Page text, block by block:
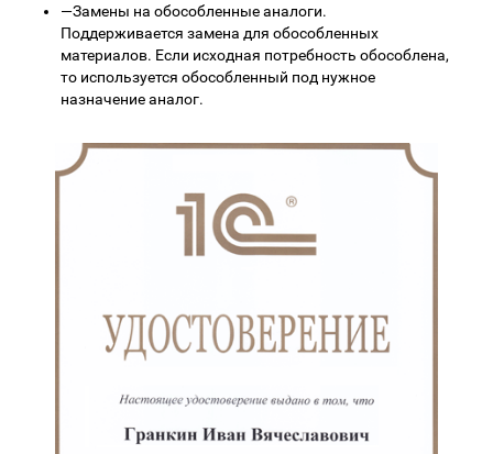
—Замены на обособленные аналоги.
Поддерживается замена для обособленных
материалов. Если исходная потребность обособлена,
то используется обособленный под нужное
назначение аналог.